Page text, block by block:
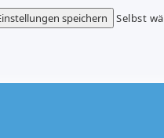
speichern
Selbst